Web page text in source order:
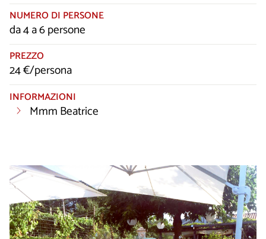
NUMERO DI PERSONE
da 4 a 6 persone
PREZZO
24 €/persona
INFORMAZIONI
Mmm Beatrice